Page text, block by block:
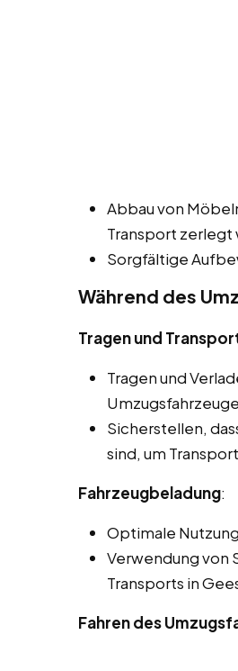
Abbau von
Transport zerlegt
Sorgfältige
Während des
Tragen und
Tragen und
Sicherstellen,
sind, um
Fahrzeugbeladung:
Optimale
Verwendung von
Transports in
Fahren des